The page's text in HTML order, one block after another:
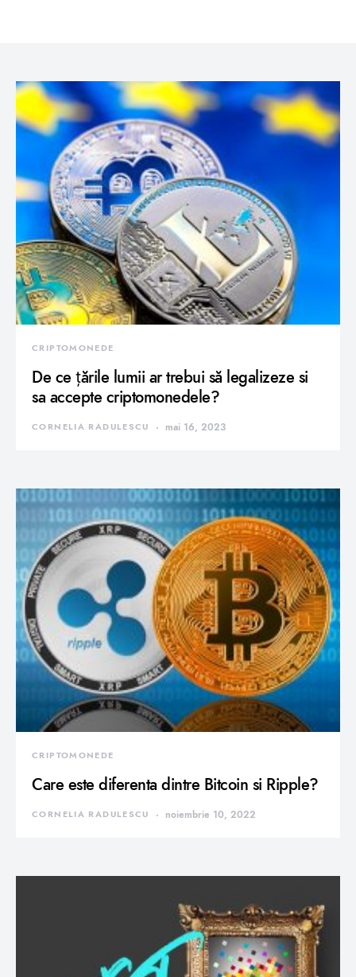
CRIPTOMONEDE
De ce țările lumii ar trebui să legalizeze si
sa accepte criptomonedele?
CORNELIA RADULESCU mai 16, 2023
CRIPTOMONEDE
Care este diferenta dintre Bitcoin si Ripple?
CORNELIA RADULESCU noiembrie 10, 2022